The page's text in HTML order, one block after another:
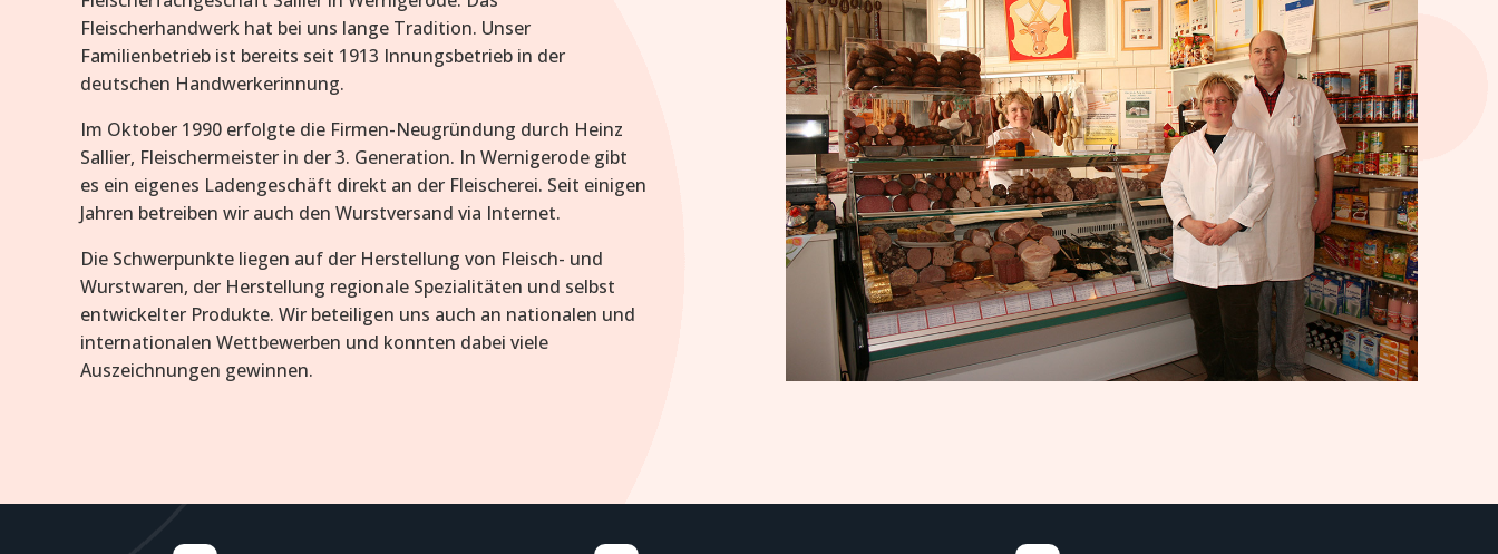
Fleischerhandwerk hat bei uns lange Tradition. Unser
Familienbetrieb ist bereits seit 1913 Innungsbetrieb in der
deutschen Handwerkerinnung.
Im Oktober 1990 erfolgte die Firmen-Neugründung durch Heinz
Sallier, Fleischermeister in der 3. Generation. In Wernigerode gibt
es ein eigenes Ladengeschäft direkt an der Fleischerei. Seit einigen
Jahren betreiben wir auch den Wurstversand via Internet.
Die Schwerpunkte liegen auf der Herstellung von Fleisch- und
Wurstwaren, der Herstellung regionale Spezialitäten und selbst
entwickelter Produkte. Wir beteiligen uns auch an nationalen und
internationalen Wettbewerben und konnten dabei viele
Auszeichnungen gewinnen.